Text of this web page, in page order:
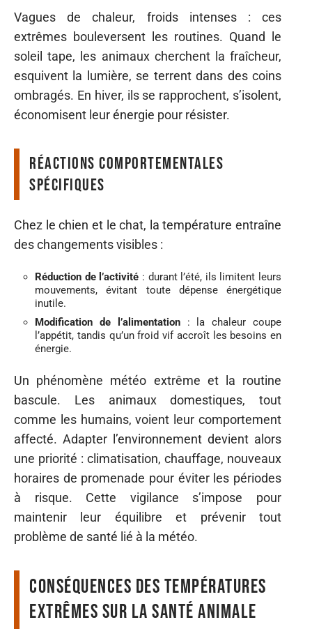
Vagues de chaleur, froids intenses : ces
extrêmes bouleversent les routines. Quand le
soleil tape, les animaux cherchent la fraîcheur,
esquivent la lumière, se terrent dans des coins
ombragés. En hiver, ils se rapprochent, s’isolent,
économisent leur énergie pour résister.
Réactions comportementales
spécifiques
Chez le chien et le chat, la température entraîne
des changements visibles :
Réduction de l’activité : durant l’été, ils limitent leurs
mouvements, évitant toute dépense énergétique
inutile.
Modification de l’alimentation: la chaleur coupe
l’appétit, tandis qu’un froid vif accroît les besoins en
énergie.
Un phénomène météo extrême et la routine
bascule. Les animaux domestiques, tout
comme les humains, voient leur comportement
affecté. Adapter l’environnement devient alors
une priorité : climatisation, chauffage, nouveaux
horaires de promenade pour éviter les périodes
à risque. Cette vigilance s’impose pour
maintenir leur équilibre et prévenir tout
problème de santé lié à la météo.
Conséquences des températures
extrêmes sur la santé animale